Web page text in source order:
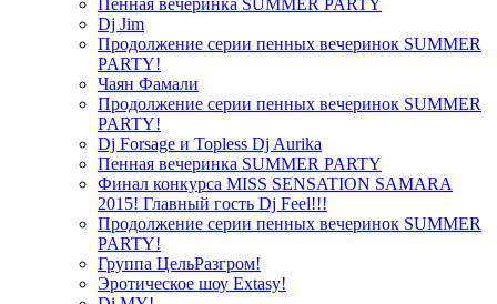
Пенная вечеринка SUMMER PARTY
Dj Jim
Продолжение серии пенных вечеринок SUMMER
PARTY!
Чаян Фамали
Продолжение серии пенных вечеринок SUMMER
PARTY!
Dj Forsage и Topless Dj Aurika
Пенная вечеринка SUMMER PARTY
Финал конкурса MISS SENSATION SAMARA
2015! Главный гость Dj Feel!!!
Продолжение серии пенных вечеринок SUMMER
PARTY!
Группа ЦельРазгром!
Эротическое шоу Extasy!